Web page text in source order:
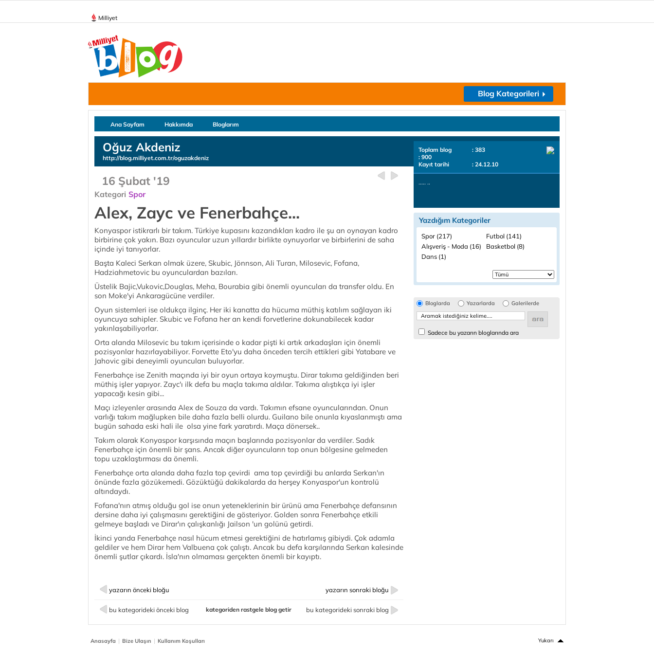
Milliyet
Blog Kategorileri
Ana Sayfam Hakkımda Bloglarım
Oğuz Akdeniz
http://blog.milliyet.com.tr/oguzakdeniz
16 Şubat '19
Kategori Spor
Alex, Zayc ve Fenerbahçe...
Konyaspor istikrarlı bir takım. Türkiye kupasını kazandıkları kadro ile şu an oynayan kadro
birbirine çok yakın. Bazı oyuncular uzun yıllardır birlikte oynuyorlar ve birbirlerini de saha
içinde iyi tanıyorlar.
Başta Kaleci Serkan olmak üzere, Skubic, Jönnson, Ali Turan, Milosevic, Fofana,
Hadziahmetovic bu oyunculardan bazıları.
Üstelik Bajic,Vukovic,Douglas, Meha, Bourabia gibi önemli oyuncuları da transfer oldu. En
son Moke'yi Ankaragücüne verdiler.
Oyun sistemleri ise oldukça ilginç. Her iki kanatta da hücuma müthiş katılım sağlayan iki
oyuncuya sahipler. Skubic ve Fofana her an kendi forvetlerine dokunabilecek kadar
yakınlaşabiliyorlar.
Orta alanda Milosevic bu takım içerisinde o kadar pişti ki artık arkadaşları için önemli
pozisyonlar hazırlayabiliyor. Forvette Eto'yu daha önceden tercih ettikleri gibi Yatabare ve
Jahovic gibi deneyimli oyuncuları buluyorlar.
Fenerbahçe ise Zenith maçında iyi bir oyun ortaya koymuştu. Dirar takıma geldiğinden beri
müthiş işler yapıyor. Zayc'ı ilk defa bu maçla takıma aldılar. Takıma alıştıkça iyi işler
yapacağı kesin gibi...
Maçı izleyenler arasında Alex de Souza da vardı. Takımın efsane oyuncularından. Onun
varlığı takım mağlupken bile daha fazla belli olurdu. Guilano bile onunla kıyaslanmıştı ama
bugün sahada eski hali ile olsa yine fark yaratırdı. Maça dönersek..
Takım olarak Konyaspor karşısında maçın başlarında pozisyonlar da verdiler. Sadık
Fenerbahçe için önemli bir şans. Ancak diğer oyuncuların top onun bölgesine gelmeden
topu uzaklaştırması da önemli.
Fenerbahçe orta alanda daha fazla top çevirdi ama top çevirdiği bu anlarda Serkan'ın
önünde fazla gözükemedi. Gözüktüğü dakikalarda da herşey Konyaspor'un kontrolü
altındaydı.
Fofana'nın atmış olduğu gol ise onun yeteneklerinin bir ürünü ama Fenerbahçe defansının
dersine daha iyi çalışmasını gerektiğini de gösteriyor. Golden sonra Fenerbahçe etkili
gelmeye başladı ve Dirar'ın çalışkanlığı Jailson 'un golünü getirdi.
İkinci yarıda Fenerbahçe nasıl hücum etmesi gerektiğini de hatırlamış gibiydi. Çok adamla
geldiler ve hem Dirar hem Valbuena çok çalıştı. Ancak bu defa karşılarında Serkan kalesinde
önemli şutlar çıkardı. İsla'nın olmaması gerçekten önemli bir kayıptı.
yazarın önceki bloğu yazarın sonraki bloğu
bu kategorideki önceki blog bu kategorideki sonraki blog
kategoriden rastgele blog getir
Toplam blog
: 383
: 900
Kayıt tarihi
: 24.12.10
..... ..
Yazdığım Kategoriler
Spor (217)
Futbol (141)
Alışveriş - Moda (16)
Basketbol (8)
Dans (1)
Bloglarda Yazarlarda Galerilerde
Sadece bu yazarın bloglarında ara
Anasayfa | Bize Ulaşın | Kullanım Koşulları Yukarı